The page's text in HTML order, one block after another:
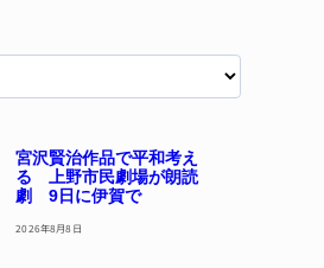
宮沢賢治作品で平和考え
る 上野市民劇場が朗読
劇 9日に伊賀で
2026年8月8日